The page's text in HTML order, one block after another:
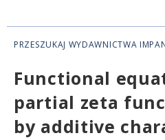
PRZESZUKAJ WYDAWNICTWA
Functional
partial zeta
by additive